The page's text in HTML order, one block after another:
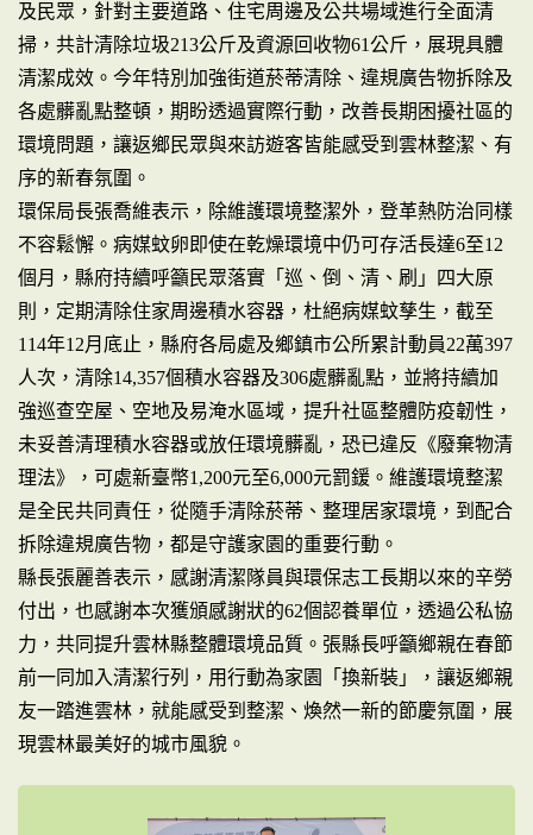
及民眾，針對主要道路、住宅周邊及公共場域進行全面清
掃，共計清除垃圾213公斤及資源回收物61公斤，展現具體
清潔成效。今年特別加強街道菸蒂清除、違規廣告物拆除及
各處髒亂點整頓，期盼透過實際行動，改善長期困擾社區的
環境問題，讓返鄉民眾與來訪遊客皆能感受到雲林整潔、有
序的新春氛圍。
環保局長張喬維表示，除維護環境整潔外，登革熱防治同樣
不容鬆懈。病媒蚊卵即使在乾燥環境中仍可存活長達6至12
個月，縣府持續呼籲民眾落實「巡、倒、清、刷」四大原
則，定期清除住家周邊積水容器，杜絕病媒蚊孳生，截至
114年12月底止，縣府各局處及鄉鎮市公所累計動員22萬397
人次，清除14,357個積水容器及306處髒亂點，並將持續加
強巡查空屋、空地及易淹水區域，提升社區整體防疫韌性，
未妥善清理積水容器或放任環境髒亂，恐已違反《廢棄物清
理法》，可處新臺幣1,200元至6,000元罰鍰。維護環境整潔
是全民共同責任，從隨手清除菸蒂、整理居家環境，到配合
拆除違規廣告物，都是守護家園的重要行動。
縣長張麗善表示，感謝清潔隊員與環保志工長期以來的辛勞
付出，也感謝本次獲頒感謝狀的62個認養單位，透過公私協
力，共同提升雲林縣整體環境品質。張縣長呼籲鄉親在春節
前一同加入清潔行列，用行動為家園「換新裝」，讓返鄉親
友一踏進雲林，就能感受到整潔、煥然一新的節慶氛圍，展
現雲林最美好的城市風貌。